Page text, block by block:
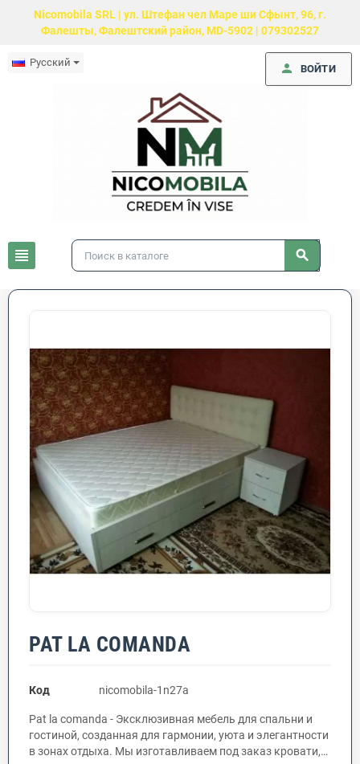
Nicomobila SRL | ул. Штефан чел Маре ши Сфынт, 96, г.
Фалешты, Фалештский район, MD-5902 | 079302527
Русский
view_headline search
person ВОЙТИ
PAT LA COMANDA
Код nicomobila-1n27a
Pat la comanda - Эксклюзивная мебель для спальни и
гостиной, созданная для гармонии, уюта и элегантности
в зонах отдыха. Мы изготавливаем под заказ кровати,